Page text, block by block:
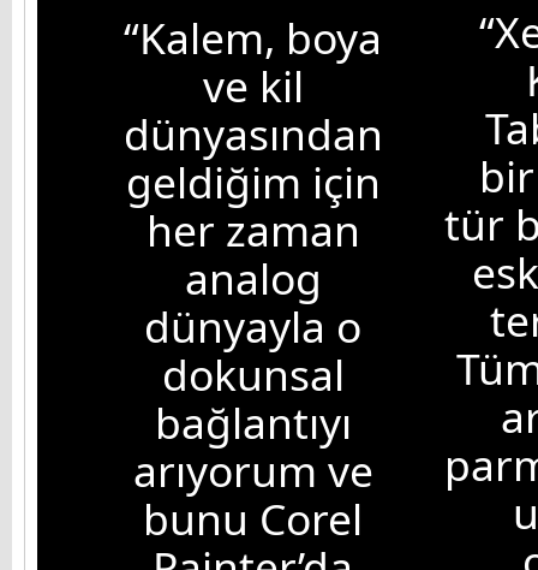
“Kalem, boya
ve kil
dünyasından
geldiğim için
her zaman
analog
dünyayla o
dokunsal
bağlantıyı
arıyorum ve
bunu Corel
tür